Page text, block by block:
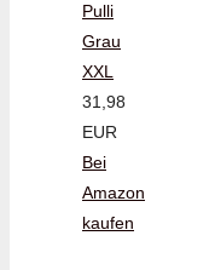
Pulli
Grau
XXL
31,98
EUR
Bei
Amazon
kaufen